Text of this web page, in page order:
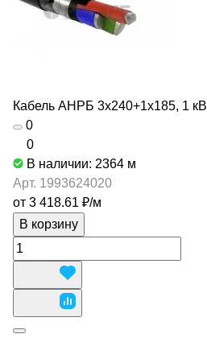
Кабель АНРБ 3х240+1х185, 1 кВ
0
0
В наличии: 2364 м
Арт. 1993624020
от 3 418.61 ₽/м
В корзину